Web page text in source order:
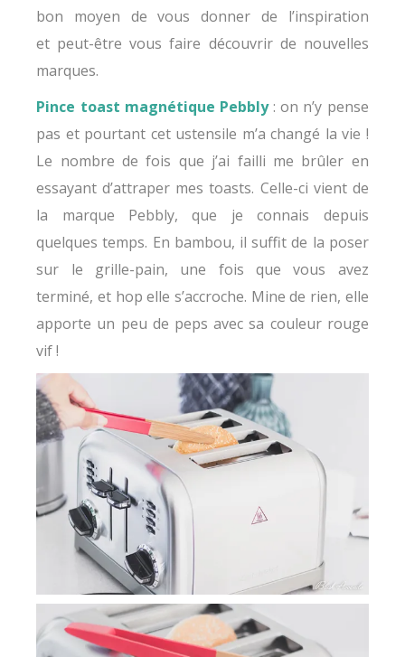
bon moyen de vous donner de l’inspiration
et peut-être vous faire découvrir de nouvelles
marques.
Pince toast magnétique Pebbly : on n’y pense
pas et pourtant cet ustensile m’a changé la vie !
Le nombre de fois que j’ai failli me brûler en
essayant d’attraper mes toasts. Celle-ci vient de
la marque Pebbly, que je connais depuis
quelques temps. En bambou, il suffit de la poser
sur le grille-pain, une fois que vous avez
terminé, et hop elle s’accroche. Mine de rien, elle
apporte un peu de peps avec sa couleur rouge
vif !